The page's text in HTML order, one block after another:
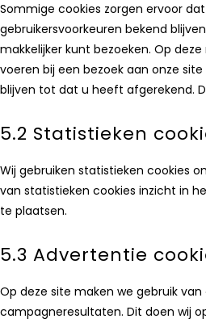
Sommige cookies zorgen ervoor
gebruikersvoorkeuren bekend
makkelijker kunt bezoeken. Op
voeren bij een bezoek aan onze
blijven tot dat u heeft afgerekend.
5.2 Statistieken
Wij gebruiken statistieken cookies
van statistieken cookies inzicht in
te plaatsen.
5.3 Advertentie
Op deze site maken we gebruik
campagneresultaten. Dit doen wij